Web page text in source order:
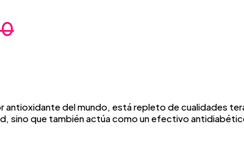
antioxidante del mundo, está repleto de cualidades
sino que también actúa como un efectivo